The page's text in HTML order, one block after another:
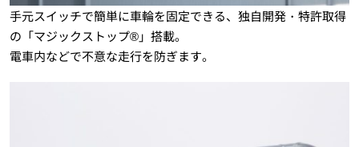
手元スイッチで簡単に車輪を固定できる、独自開発・特許取得
の「マジックストップ®」搭載。
電車内などで不意な走行を防ぎます。